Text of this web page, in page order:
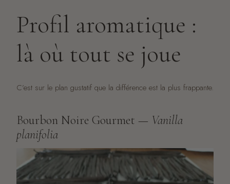
Profil aromatique :
là où tout se joue
C’est sur le plan gustatif que la différence est la plus frappante.
Bourbon Noire Gourmet — Vanilla
planifolia